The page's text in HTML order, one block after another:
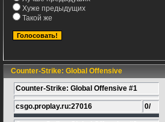
Хуже предыдущих
Такой же
Counter-Strike: Global Offensive
Counter-Strike: Global Offensive #1
csgo.proplay.ru:27016 0/